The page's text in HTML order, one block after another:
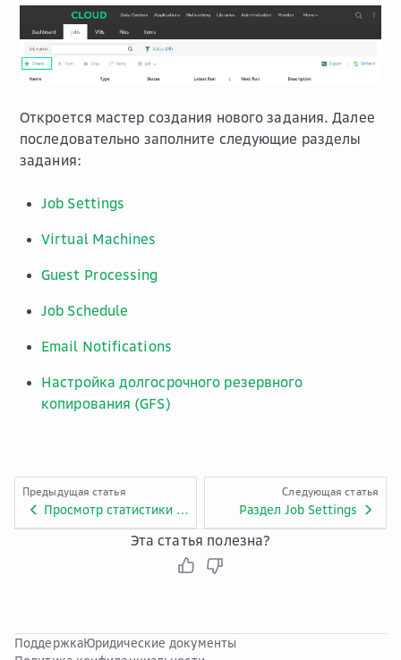
Откроется мастер создания нового задания. Далее
последовательно заполните следующие разделы
задания:
Job Settings
Virtual Machines
Guest Processing
Job Schedule
Email Notifications
Настройка долгосрочного резервного
копирования (GFS)
Предыдущая статья
Просмотр статистики резервного копирования
Следующая статья
Раздел Job Settings
Эта статья полезна?
ПоддержкаЮридические документы